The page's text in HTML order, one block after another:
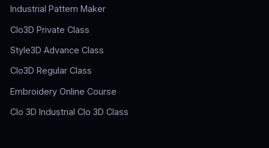
Industrial Pattern Maker
Clo3D Private Class
Style3D Advance Class
Clo3D Regular Class
Embroidery Online Course
Clo 3D Industrial Clo 3D Class